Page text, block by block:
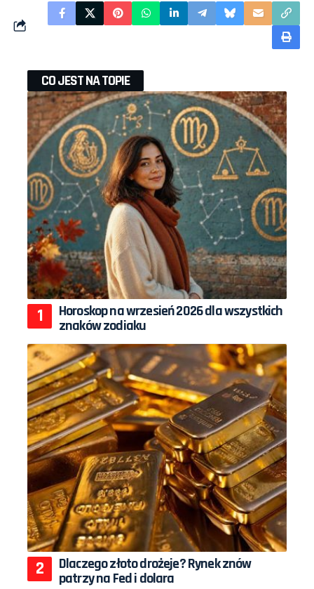
CO JEST NA TOPIE
Horoskop na wrzesień 2026 dla wszystkich
znaków zodiaku
Dlaczego złoto drożeje? Rynek znów
patrzy na Fed i dolara